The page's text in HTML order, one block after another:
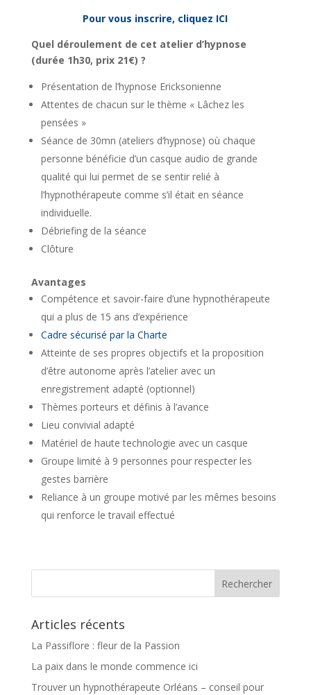
Pour vous inscrire, cliquez ICI
Quel déroulement de cet atelier d’hypnose
(durée 1h30, prix 21€) ?
Présentation de l’hypnose Ericksonienne
Attentes de chacun sur le thème « Lâchez les
pensées »
Séance de 30mn (ateliers d’hypnose) où chaque
personne bénéficie d’un casque audio de grande
qualité qui lui permet de se sentir relié à
l’hypnothérapeute comme s’il était en séance
individuelle.
Débriefing de la séance
Clôture
Avantages
Compétence et savoir-faire d’une hypnothérapeute
qui a plus de 15 ans d’expérience
Cadre sécurisé par la Charte
Atteinte de ses propres objectifs et la proposition
d’être autonome après l’atelier avec un
enregistrement adapté (optionnel)
Thèmes porteurs et définis à l’avance
Lieu convivial adapté
Matériel de haute technologie avec un casque
Groupe limité à 9 personnes pour respecter les
gestes barrière
Reliance à un groupe motivé par les mêmes besoins
qui renforce le travail effectué
Articles récents
La Passiflore : fleur de la Passion
La paix dans le monde commence ici
Trouver un hypnothérapeute Orléans – conseil pour